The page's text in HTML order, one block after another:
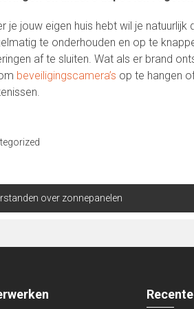
je jouw eigen huis hebt wil je
te onderhouden en op te
af te sluiten. Wat als er brand
beveiligingscamera’s op te hangen
over zonnepanelen